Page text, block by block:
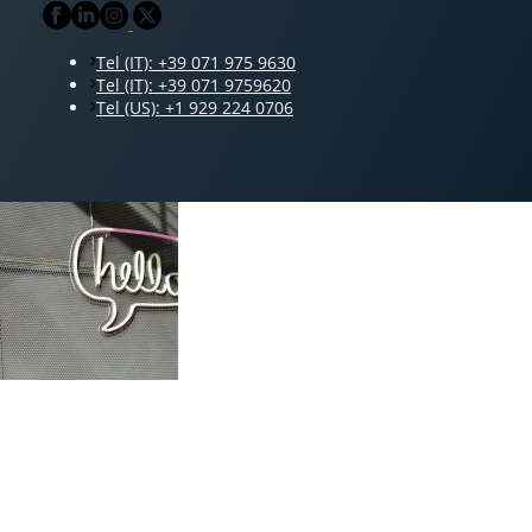
Tel (IT): +39 071 975 9630
Tel (IT): +39 071 9759620
Tel (US): +1 929 224 0706